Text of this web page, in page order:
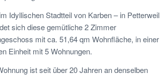
Idyllischen Stadtteil von Karben – in Petterweil
sich diese gemütliche 2 Zimmer
mit ca. 51,64 qm Wohnfläche, in einer
Einheit mit 5 Wohnungen.
ist seit über 20 Jahren an denselben